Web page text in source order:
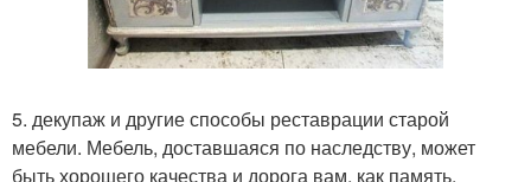
5. декупаж и другие способы реставрации старой
мебели. Мебель, доставшаяся по наследству, может
быть хорошего качества и дорога вам, как память.